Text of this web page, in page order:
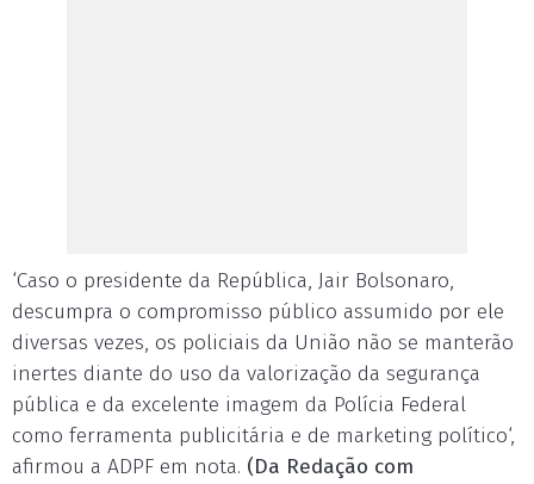
‘Caso o presidente da República, Jair Bolsonaro,
descumpra o compromisso público assumido por ele
diversas vezes, os policiais da União não se manterão
inertes diante do uso da valorização da segurança
pública e da excelente imagem da Polícia Federal
como ferramenta publicitária e de marketing político‘,
afirmou a ADPF em nota. (Da Redação com